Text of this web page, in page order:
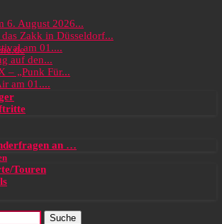
6. August 2026...
Zakk in Düsseldorf...
am 01....
auf den...
– „Punk Für...
am 01....
an …
Touren
Suche